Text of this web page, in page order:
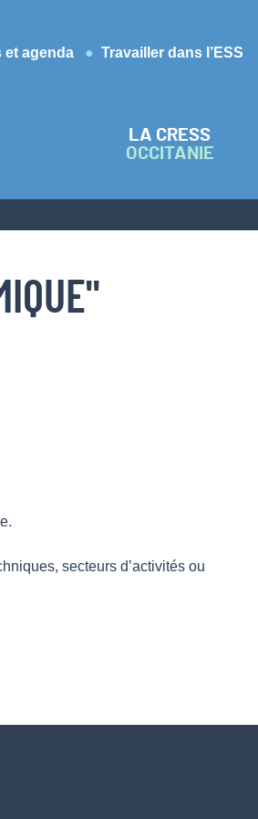
et agenda
Travailler dans l’ESS
LA CRESS
OCCITANIE
secteurs d’activités ou